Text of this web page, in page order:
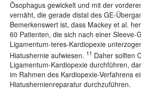
Ösophagus gewickelt und mit der
vernäht, die gerade distal des GE-
Bemerkenswert ist, dass Mackey et al.
60 Patienten, die sich nach einer Sleeve-
Ligamentum-teres-Kardiopexie
Hiatushernie aufwiesen. 11 Daher sollten
Ligamentum-Kardiopexie durchführen,
im Rahmen des Kardiopexie-Verfahrens
Hiatushernienreparatur durchzuführen.